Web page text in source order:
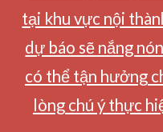
tại khu vực nội
dự báo sẽ nắng
có thể tận hưởng
lòng chú ý thực